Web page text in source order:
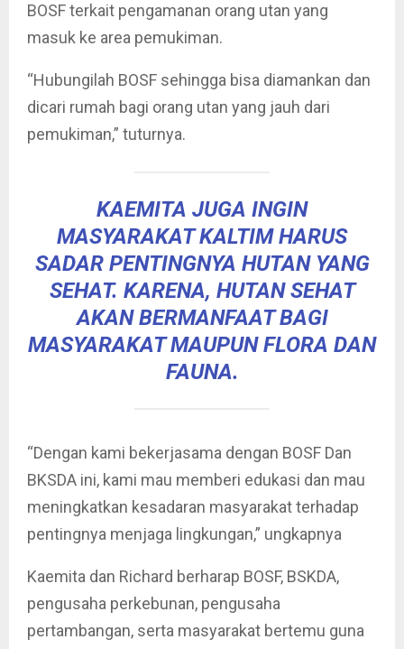
BOSF terkait pengamanan orang utan yang
masuk ke area pemukiman.
“Hubungilah BOSF sehingga bisa diamankan dan
dicari rumah bagi orang utan yang jauh dari
pemukiman,” tuturnya.
KAEMITA JUGA INGIN
MASYARAKAT KALTIM HARUS
SADAR PENTINGNYA HUTAN YANG
SEHAT. KARENA, HUTAN SEHAT
AKAN BERMANFAAT BAGI
MASYARAKAT MAUPUN FLORA DAN
FAUNA.
“Dengan kami bekerjasama dengan BOSF Dan
BKSDA ini, kami mau memberi edukasi dan mau
meningkatkan kesadaran masyarakat terhadap
pentingnya menjaga lingkungan,” ungkapnya
Kaemita dan Richard berharap BOSF, BSKDA,
pengusaha perkebunan, pengusaha
pertambangan, serta masyarakat bertemu guna